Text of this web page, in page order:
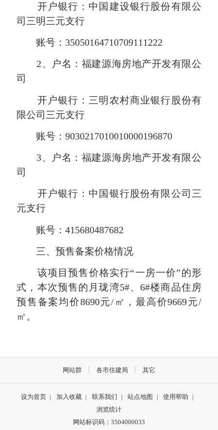
开户银行：中国建设银行股份有限公
司三明三元支行
账号：35050164710709111222
2、户名：福建源海房地产开发有限公
司
开户银行：三明农村商业银行股份有
限公司三元支行
账号：9030217010010000196870
3、户名：福建源海房地产开发有限公
司
开户银行：中国银行股份有限公司三
元支行
账号：415680487682
三、预售备案价格情况
该项目预售价格实行“一房一价”的形
式， 本次预售的月珑湾5#、6#楼商品住房
预售备案均价8690元/㎡，最高价9669元/
㎡。
网站群 各市住建局 其它
设为首页 | 加入收藏 | 联系我们 | 站点地图 | 使用帮助
|
浏览统计
网站标识码：3504000033